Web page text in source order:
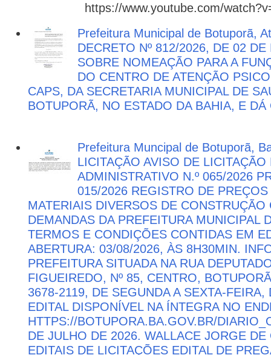
https://www.youtube.com/
Prefeitura Municipal de Botuporã,
DECRETO Nº 812/2026, DE 02
SOBRE NOMEAÇÃO PARA A
DO CENTRO DE ATENÇÃO
CAPS, DA SECRETARIA MUNICIPAL DE
BOTUPORÃ, NO ESTADO DA BAHIA, E
Prefeitura Muncipal de Botuporã,
LICITAÇÃO AVISO DE LICITAÇÃO
ADMINISTRATIVO N.º 065/2026
015/2026 REGISTRO DE
MATERIAIS DIVERSOS DE CONSTRUÇÃO
DEMANDAS DA PREFEITURA MUNICIPAL
TERMOS E CONDIÇÕES CONTIDAS EM
ABERTURA: 03/08/2026, ÀS 8H30MIN.
PREFEITURA SITUADA NA RUA
FIGUEIREDO, Nº 85, CENTRO,
3678-2119, DE SEGUNDA A SEXTA-
EDITAL DISPONÍVEL NA ÍNTEGRA NO
HTTPS://BOTUPORA.BA.GOV.BR/
DE JULHO DE 2026. WALLACE JORGE
EDITAIS DE LICITAÇÕES EDITAL DE